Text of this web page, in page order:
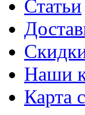
Статьи
Наши
Карта